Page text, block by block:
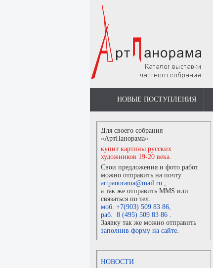
НОВЫЕ ПОСТУПЛЕНИЯ
Для своего собрания
«АртПанорама»
купит картины русских
художников 19-20 века.
Свои предложения и фото работ
можно отправить на почту
artpanorama@mail.ru ,
а так же отправить MMS или
связаться по тел.
моб. +7(903) 509 83 86,
раб. 8 (495) 509 83 86 .
Заявку так же можно отправить
заполнив форму на сайте.
НОВОСТИ